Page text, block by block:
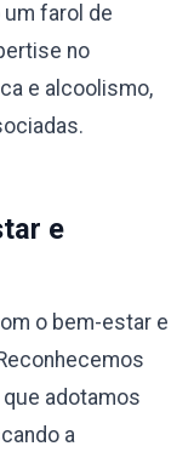
um farol de
no
e alcoolismo,
e
o bem-estar e
adotamos
a